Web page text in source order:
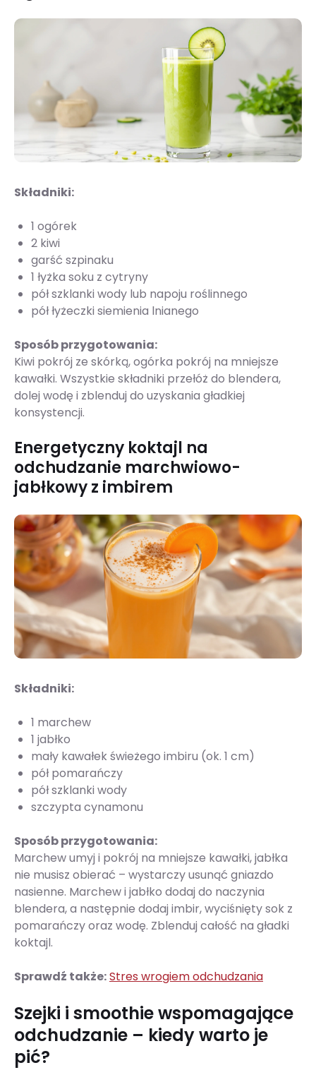
Składniki:
1 ogórek
2 kiwi
garść szpinaku
1 łyżka soku z cytryny
pół szklanki wody lub napoju roślinnego
pół łyżeczki siemienia lnianego
Sposób przygotowania:
Kiwi pokrój ze skórką, ogórka pokrój na mniejsze
kawałki. Wszystkie składniki przełóż do blendera,
dolej wodę i zblenduj do uzyskania gładkiej
konsystencji.
Energetyczny koktajl na
odchudzanie marchwiowo-
jabłkowy z imbirem
Składniki:
1 marchew
1 jabłko
mały kawałek świeżego imbiru (ok. 1 cm)
pół pomarańczy
pół szklanki wody
szczypta cynamonu
Sposób przygotowania:
Marchew umyj i pokrój na mniejsze kawałki, jabłka
nie musisz obierać – wystarczy usunąć gniazdo
nasienne. Marchew i jabłko dodaj do naczynia
blendera, a następnie dodaj imbir, wyciśnięty sok z
pomarańczy oraz wodę. Zblenduj całość na gładki
koktajl.
Sprawdź także:Stres wrogiem odchudzania
Szejki i smoothie wspomagające
odchudzanie – kiedy warto je
pić?